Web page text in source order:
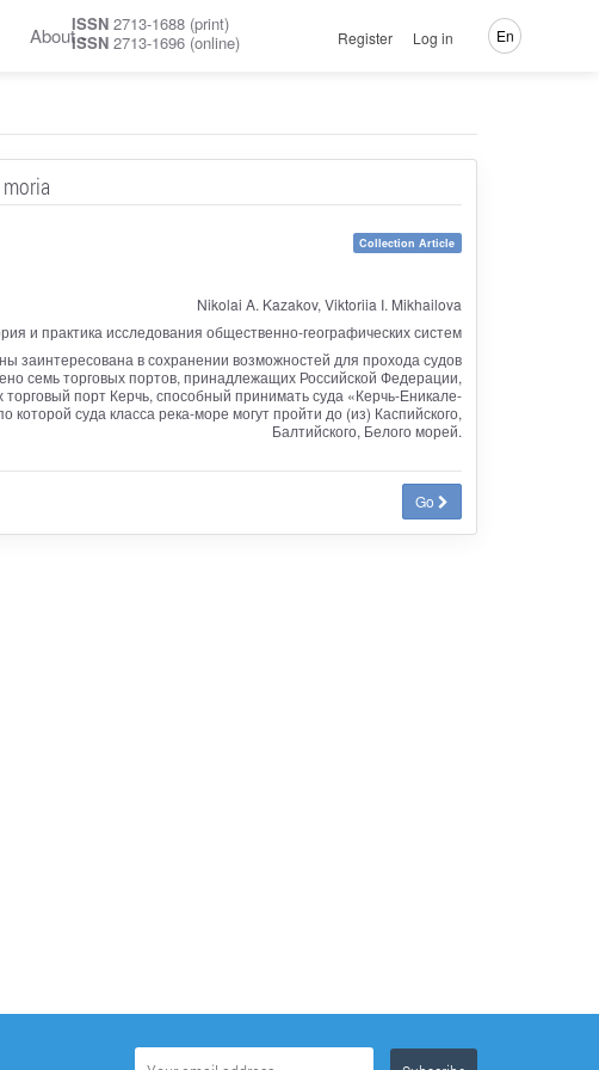
AboutISSN 2713-1688 (print)
ISSN 2713-1696 (online) Register Log in En
Collection Article
Nikolai A. Kazakov, Viktoriia I. Mikhailova
и практика исследования общественно-географических систем
заинтересована в сохранении возможностей для прохода судов
семь торговых портов, принадлежащих Российской Федерации,
порт Керчь, способный принимать суда «Керчь-Еникале-
суда класса река-море могут пройти до (из) Каспийского,
Балтийского, Белого морей.
Go